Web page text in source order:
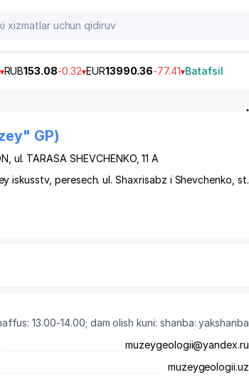
RUB153.08-0.32 EUR13990.36-77.41 Batafsil
GP)
, ul. TARASA SHEVCHENKO, 11 A
peresech. ul. Shaxrisabz i Shevchenko, st.
13.00-14.00; dam olish kuni: shanba: yakshanba
muzeygeologii@yandex.ru
muzeygeologii.uz